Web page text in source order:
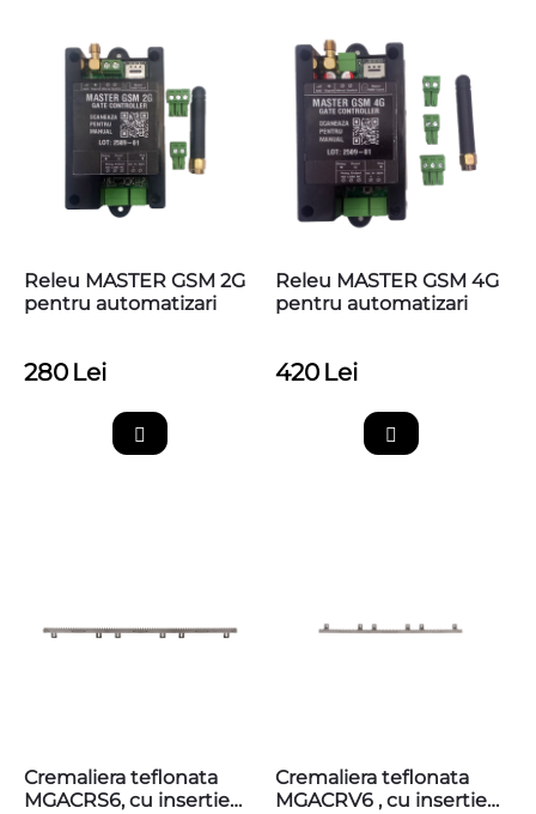
Releu MASTER GSM 2G
pentru automatizari
280 Lei
Releu MASTER GSM 4G
pentru automatizari
420 Lei
Cremaliera teflonata
MGACRS6, cu insertie
Cremaliera teflonata
MGACRV6 , cu insertie